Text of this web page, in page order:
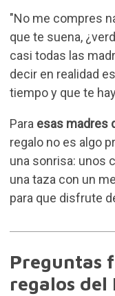
"No me compres
que te suena,
casi todas las
decir en realidad
tiempo y que te
Para esas madres
regalo no es algo
una sonrisa: unos
unataza con un
para que disfrute
Preguntas
regalos del